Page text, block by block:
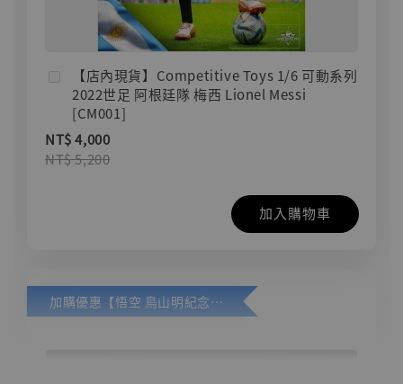
【店內現貨】Competitive Toys 1/6 可動系列
2022世足 阿根廷隊 梅西 Lionel Messi
[CM001]
NT$ 4,000
NT$ 5,200
加入購物車
加購優惠【悟空 鳥山明紀念款 [奇蹟工作室]】